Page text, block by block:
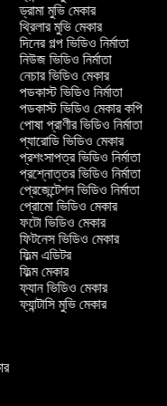
ড্রামা মুভি মেকার
থ্রিলার মুভি মেকার
দিনের গল্প ভিডিও নির্মাতা
নিউজ ভিডিও নির্মাতা
নেচার ভিডিও মেকার
পডকাস্ট ভিডিও নির্মাতা
পডকাস্ট ভিডিও মেকার কপি
পোষা প্রাণীর ভিডিও নির্মাতা
প্যারোডি ভিডিও মেকার
প্রশংসাপত্র ভিডিও নির্মাতা
প্রশ্নোত্তর ভিডিও নির্মাতা
প্রেজেন্টেশন ভিডিও নির্মাতা
প্রোমো ভিডিও মেকার
ফটো ভিডিও মেকার
ফিটনেস ভিডিও মেকার
ফিল্ম এডিটর
ফিল্ম মেকার
ফ্যান ভিডিও মেকার
ফ্যান্টাসি মুভি মেকার